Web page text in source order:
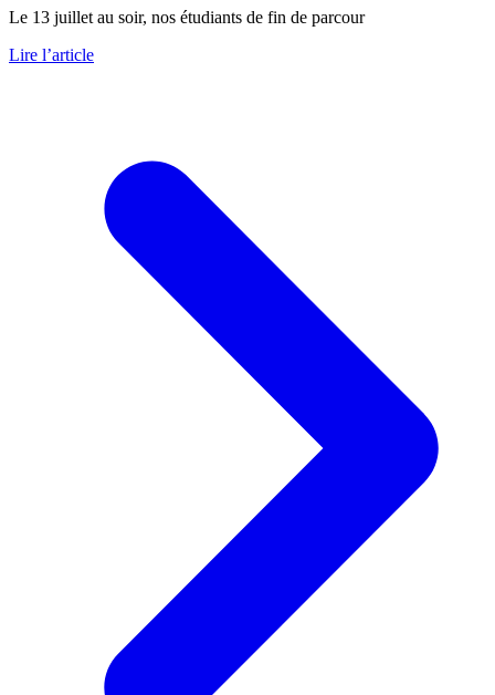
Le 13 juillet au soir, nos étudiants de fin de parcour
Lire l’article